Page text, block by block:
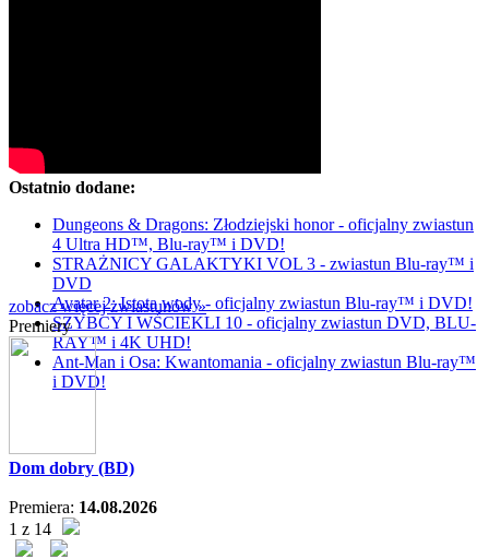
Ostatnio dodane:
Dungeons & Dragons: Złodziejski honor - oficjalny zwiastun
4 Ultra HD™, Blu-ray™ i DVD!
STRAŻNICY GALAKTYKI VOL 3 - zwiastun Blu-ray™ i
DVD
Avatar 2: Istota wody - oficjalny zwiastun Blu-ray™ i DVD!
SZYBCY I WŚCIEKLI 10 - oficjalny zwiastun DVD, BLU-
RAY™ i 4K UHD!
Ant-Man i Osa: Kwantomania - oficjalny zwiastun Blu-ray™
i DVD!
zobacz więcej zwiastunów »
Premiery
Dom dobry (BD)
Premiera: 14.08.2026
1 z 14